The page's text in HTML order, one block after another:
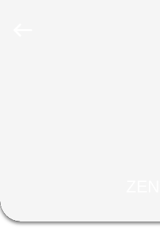
ΕΜΦΆΝΙΣΗ
VR